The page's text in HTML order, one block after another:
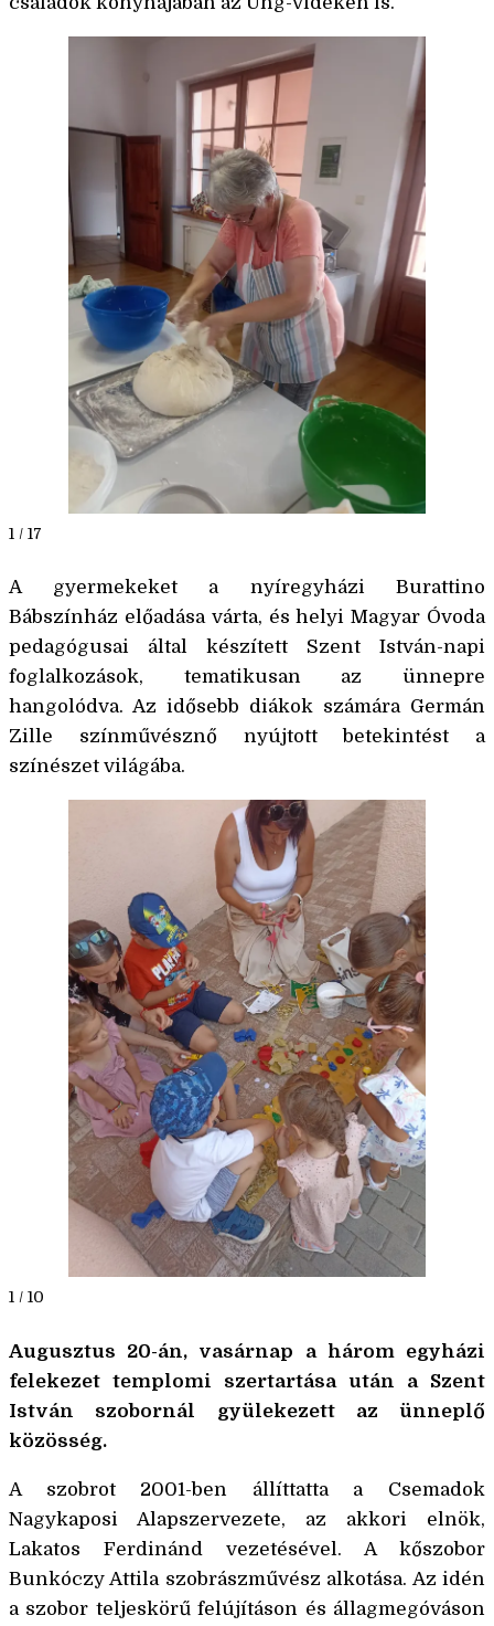
1 / 17
A gyermekeket a nyíregyházi Burattino
Bábszínház előadása várta, és helyi Magyar Óvoda
pedagógusai által készített Szent István-napi
foglalkozások, tematikusan az ünnepre
hangolódva. Az idősebb diákok számára Germán
Zille színművésznő nyújtott betekintést a
színészet világába.
1 / 10
Augusztus 20-án, vasárnap a három egyházi
felekezet templomi szertartása után a Szent
István szobornál gyülekezett az ünneplő
közösség.
A szobrot 2001-ben állíttatta a Csemadok
Nagykaposi Alapszervezete, az akkori elnök,
Lakatos Ferdinánd vezetésével. A kőszobor
Bunkóczy Attila szobrászművész alkotása. Az idén
a szobor teljeskörű felújításon és állagmegóváson